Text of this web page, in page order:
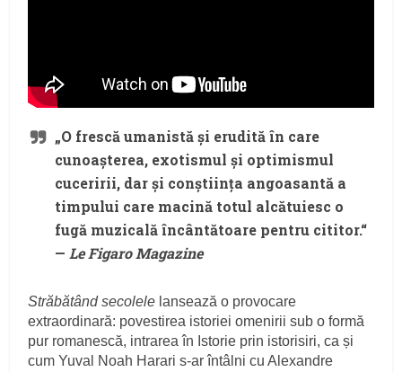
„O frescă umanistă și erudită în care
cunoașterea, exotismul și optimismul
cuceririi, dar și conștiința angoasantă a
timpului care macină totul alcătuiesc o
fugă muzicală încântătoare pentru cititor.“
—Le Figaro Magazine
Străbătând secolele lansează o provocare
extraordinară: povestirea istoriei omenirii sub o formă
pur romanescă, intrarea în Istorie prin istorisiri, ca și
cum Yuval Noah Harari s-ar întâlni cu Alexandre